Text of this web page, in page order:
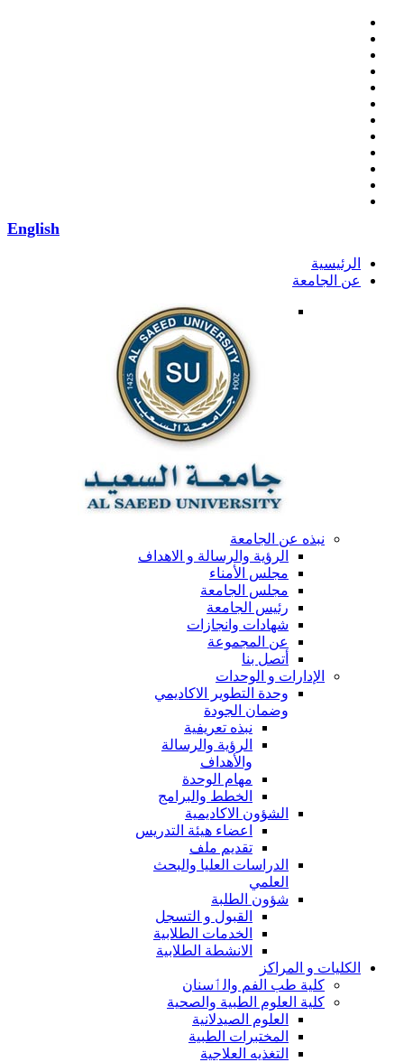
English
الرئيسية
عن الجامعة
نبذه عن الجامعة
الرؤية والرسالة و الاهداف
مجلس الأمناء
مجلس الجامعة
رئيس الجامعة
شهادات وانجازات
عن المجموعة
أتصل بنا
الإدارات و الوحدات
وحدة التطوير الاكاديمي
وضمان الجودة
نبذه تعريفية
الرؤية والرسالة
والأهداف
مهام الوحدة
الخطط والبرامج
الشؤون الاكاديمية
اعضاء هيئة التدريس
تقديم ملف
الدراسات العليا والبحث
العلمي
شؤون الطلبة
القبول و التسجل
الخدمات الطلابية
الانشطة الطلابية
الكليات و المراكز
كلية طب الفم والٲسنان
كلية العلوم الطبية والصحية
العلوم الصيدلانية
المختبرات الطبية
التغذيه العلاجية